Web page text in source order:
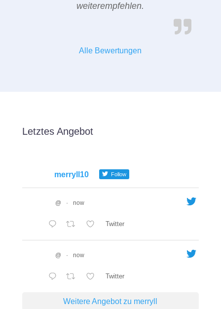
weiterempfehlen.
Alle Bewertungen
Letztes Angebot
merryll10 Follow
@ · now
Twitter
@ · now
Twitter
Weitere Angebot zu merryll